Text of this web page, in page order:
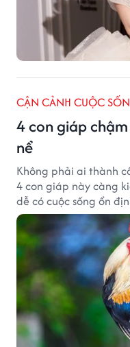
CẬN CẢNH CUỘC
4 con giáp
nể
Không phải ai thành
4 con giáp này càng
dễ có cuộc sống ổn